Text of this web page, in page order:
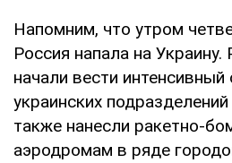
Напомним, что утром
Россия напала на Украину.
начали вести интенсивный
украинских
также нанесли ракетно-
аэродромам в ряде